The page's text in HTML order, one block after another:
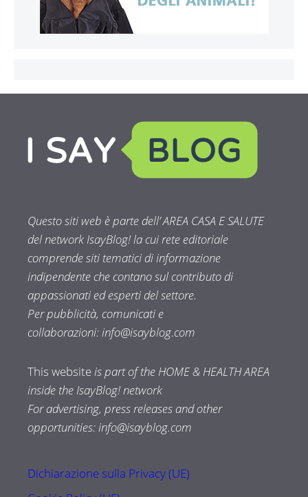
Questo siti web è parte dell’ AREA CASA E SALUTE
del network IsayBlog! la cui rete editoriale
comprende siti tematici di informazione
indipendente che contano sul contributo di
appassionati ed esperti del settore.
Per pubblicità, comunicati e
collaborazioni:info@isayblog.com
This websiteis part of the HOME & HEALTH AREA
inside the IsayBlog! network
For advertising, press releases and other
opportunities:info@isayblog.com
Dichiarazione sulla Privacy (UE)